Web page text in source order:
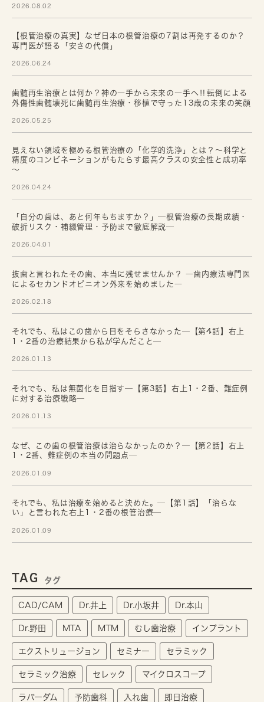
2026.08.02
【根管治療の真実】なぜ日本の根管治療の7割は再発するのか？
専門医が語る「安さの代償」
2026.06.24
歯髄再生治療とは何か？神の一手から未来の一手へ‼転倒による
外傷性歯髄壊死に歯髄再生治療・移植で守った13歳の未来の笑顔
2026.05.25
見えない領域を極める根管治療の「化学的洗浄」とは？～科学と
精度のコンビネーションがもたらす最高クラスの安全性と成功率
～
2026.04.24
「自分の歯は、あと何年もちますか？」─根管治療の長期成績・
破折リスク・補綴管理・予防まで徹底解説─
2026.04.01
抜歯と言われたその歯、本当に残せませんか？ ―歯内療法専門医
によるセカンドオピニオン外来を始めました―
2026.02.18
それでも、私はこの歯から目をそらさなかった─【第4話】右上
1・2番の治療結果から私が学んだこと─
2026.01.13
それでも、私は無菌化を目指す─【第3話】右上1・2番、難症例
に対する治療戦略─
2026.01.13
なぜ、この歯の根管治療は治らなかったのか？─【第2話】右上
1・2番、難症例の本当の問題点─
2026.01.09
それでも、私は治療を始めると決めた。─【第1話】「治らな
い」と言われた右上1・2番の根管治療─
2026.01.09
TAG タグ
CAD/CAM Dr.井上 Dr.小坂井 Dr.本山
Dr.野田 MTA MTM むし歯治療 インプラント
エクストリュージョン セミナー セラミック
セラミック治療 セレック マイクロスコープ
ラバーダム 予防歯科 入れ歯 即日治療